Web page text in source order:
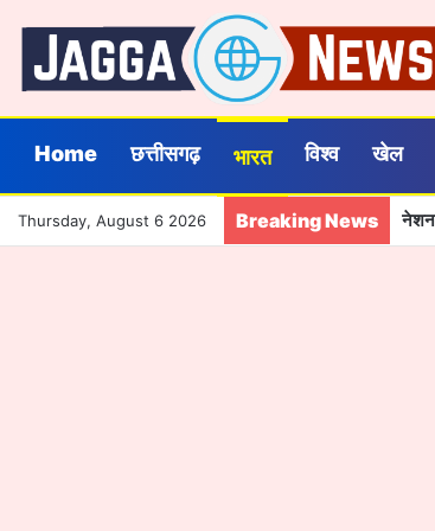
Home छत्तीसगढ़ भारत विश्व खेल
Thursday, August 6 2026 Breaking News